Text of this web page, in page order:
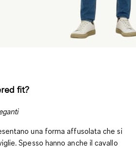
fit?
una forma affusolata che si
Spesso hanno anche il cavallo